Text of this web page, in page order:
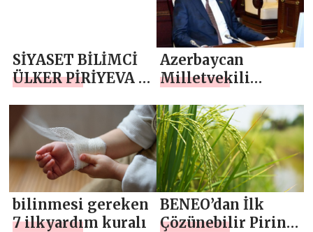
yarattık”
SİYASET BİLİMCİ
ÜLKER PİRİYEVA ,
POLİTİKASI
DEĞİŞMELİ
Azerbaycan
Milletvekili
Memmedov,
“Fransa,
Azerbaycan’a
yönelik
önyargılara son
ver!”
bilinmesi gereken
7 ilkyardım kuralı
BENEO’dan İlk
Çözünebilir Pirinç